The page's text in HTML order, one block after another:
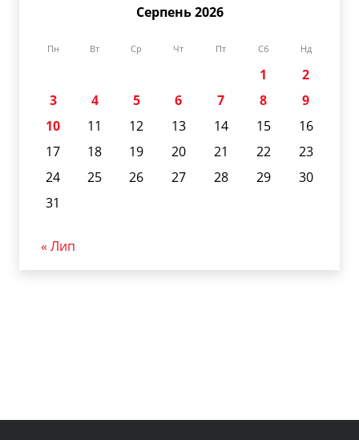
Серпень 2026
Пн Вт Ср Чт Пт Сб Нд
1
2
3
4 5 6 7 8
9
10
11 12 13 14 15
16
17
18 19 20 21 22
23
24
25 26 27 28 29
30
31
« Лип